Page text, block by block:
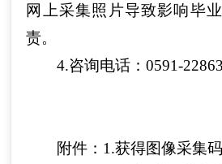
网上采集照片导致影响毕
责。
4.咨询电话：0591-
附件： 1.获得图像采集